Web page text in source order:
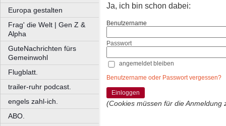
Europa gestalten
Frag' die Welt | Gen Z &
Alpha
GuteNachrichten fürs
Gemeinwohl
Flugblatt.
trailer-ruhr podcast.
engels zahl-ich.
ABO.
Ja, ich bin schon dabei:
Benutzername
Passwort
angemeldet bleiben
Benutzername oder Passwort vergessen?
Einloggen
(Cookies müssen für die Anmeldung